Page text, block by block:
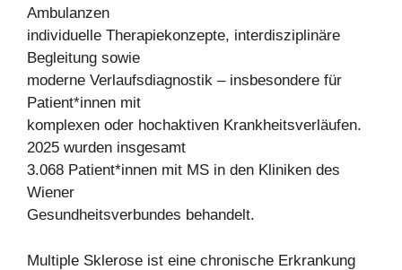
Ambulanzen
individuelle Therapiekonzepte, interdisziplinäre
Begleitung sowie
moderne Verlaufsdiagnostik – insbesondere für
Patient*innen mit
komplexen oder hochaktiven Krankheitsverläufen.
2025 wurden insgesamt
3.068 Patient*innen mit MS in den Kliniken des
Wiener
Gesundheitsverbundes behandelt.
Multiple Sklerose ist eine chronische Erkrankung